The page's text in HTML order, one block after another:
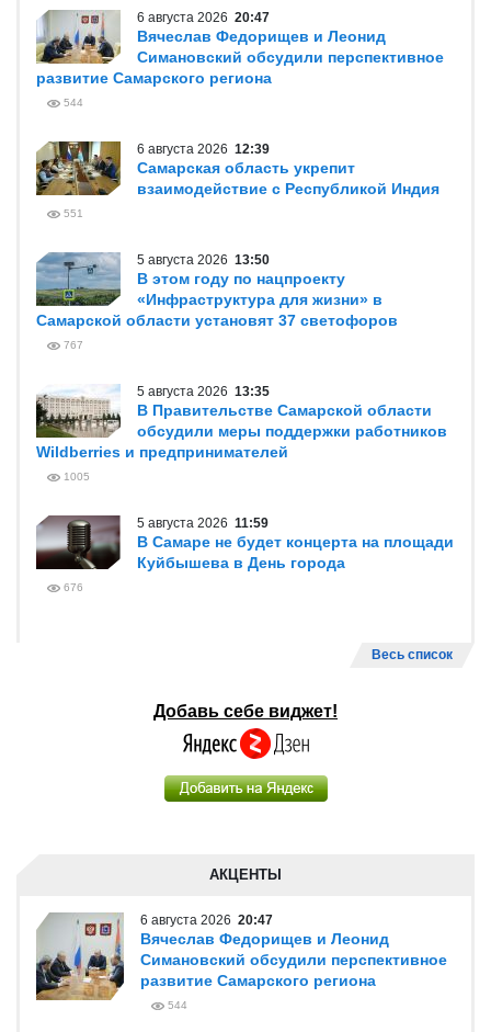
6 августа 2026 20:47
Вячеслав Федорищев и Леонид
Симановский обсудили перспективное
развитие Самарского региона
544
6 августа 2026 12:39
Самарская область укрепит
взаимодействие с Республикой Индия
551
5 августа 2026 13:50
В этом году по нацпроекту
«Инфраструктура для жизни» в
Самарской области установят 37 светофоров
767
5 августа 2026 13:35
В Правительстве Самарской области
обсудили меры поддержки работников
Wildberries и предпринимателей
1005
5 августа 2026 11:59
В Самаре не будет концерта на площади
Куйбышева в День города
676
Весь список
Добавь себе виджет!
АКЦЕНТЫ
6 августа 2026 20:47
Вячеслав Федорищев и Леонид
Симановский обсудили перспективное
развитие Самарского региона
544